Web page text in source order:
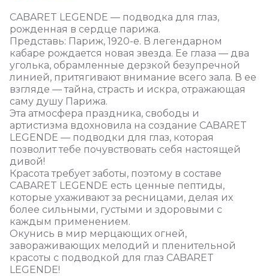
CABARET LEGENDE — подводка для глаз,
рожденная в сердце парижа.
Представь: Париж, 1920-е. В легендарном
кабаре рождается новая звезда. Ее глаза — два
уголька, обрамленные дерзкой безупречной
линией, притягивают внимание всего зала. В ее
взгляде — тайна, страсть и искра, отражающая
саму душу Парижа.
Эта атмосфера праздника, свободы и
артистизма вдохновила на создание CABARET
LEGENDE — подводки для глаз, которая
позволит тебе почувствовать себя настоящей
дивой!
Красота требует заботы, поэтому в составе
CABARET LEGENDE есть ценные пептиды,
которые ухаживают за ресницами, делая их
более сильными, густыми и здоровыми с
каждым применением.
Окунись в мир мерцающих огней,
завораживающих мелодий и пленительной
красоты с подводкой для глаз CABARET
LEGENDE!